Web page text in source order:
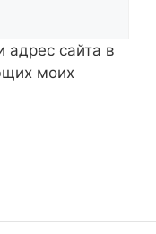
адрес сайта в
моих